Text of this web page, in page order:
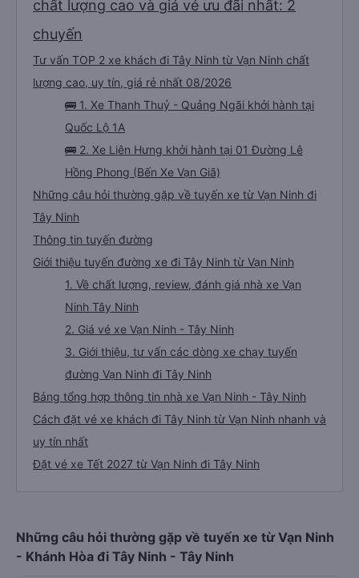
chuẩn bị mình thấy cũng sạch sẽ luôn, mới lắm, xuống xe có lơ xe đứng sẵn
(10 điểm), sáng sớm thì có phát thêm bàn chải kem đánh răng dùng 1 lần. À
trên xe có sẵn 2 chai nước suối 500ml nữa. Chuyến xe yên lặng, tài xế ko hút
7h30, sớm hơn dự kiến trên web 1 tiếng nhé. Xe có trung chuyển nội thành
Quảng Ngãi nữa, tới bến mấy anh bên nhà xe sẽ hỏi mình về đâu để trung
chuyển á, k thì mình chủ động đăng ký cũng đc. Xe mới, sạch sẽ, thơm tho,
thích lắm. Trên xe còn treo nhiều gấu bông dễ thương lắm 😁
chất lượng cao và giá vé ưu đãi nhất: 2
chuyến
Tư vấn TOP 2 xe khách đi Tây Ninh từ Vạn Ninh chất
lượng cao, uy tín, giá rẻ nhất 08/2026
🚌 1. Xe Thanh Thuỷ - Quảng Ngãi khởi hành tại
Quốc Lộ 1A
🚌 2. Xe Liên Hưng khởi hành tại 01 Đường Lê
Hồng Phong (Bến Xe Vạn Giã)
Những câu hỏi thường gặp về tuyến xe từ Vạn Ninh đi
Tây Ninh
Thông tin tuyến đường
Giới thiệu tuyến đường xe đi Tây Ninh từ Vạn Ninh
1. Về chất lượng, review, đánh giá nhà xe Vạn
Ninh Tây Ninh
2. Giá vé xe Vạn Ninh - Tây Ninh
3. Giới thiệu, tư vấn các dòng xe chạy tuyến
đường Vạn Ninh đi Tây Ninh
Bảng tổng hợp thông tin nhà xe Vạn Ninh - Tây Ninh
Cách đặt vé xe khách đi Tây Ninh từ Vạn Ninh nhanh và
uy tín nhất
Đặt vé xe Tết 2027 từ Vạn Ninh đi Tây Ninh
Những câu hỏi thường gặp về tuyến xe từ Vạn Ninh
- Khánh Hòa đi Tây Ninh - Tây Ninh